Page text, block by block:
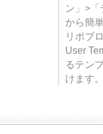
ン」>
から簡
リポブ
User
るテン
けます